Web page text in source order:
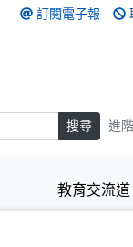
訂閱電子報
搜尋 進
教育交流道